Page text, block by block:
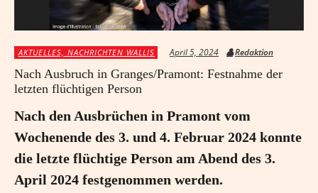
AKTUELLES, NACHRICHTEN WALLIS April 5, 2024 Redaktion
Nach Ausbruch in Granges/Pramont: Festnahme der
letzten flüchtigen Person
Nach den Ausbrüchen in Pramont vom
Wochenende des 3. und 4. Februar 2024 konnte
die letzte flüchtige Person am Abend des 3.
April 2024 festgenommen werden.